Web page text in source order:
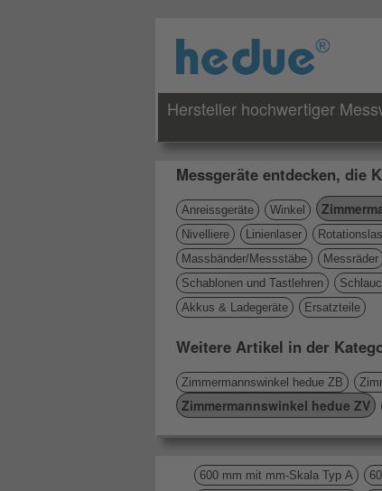
Hersteller hochwertiger
Messgeräte entdecken, die
Anreissgeräte Winkel
Nivelliere
Linienlaser
Massbänder/Messstäbe
Messräder
Schablonen und Tastlehren
Akkus & Ladegeräte
Ersatzteile
Weitere Artikel in der
Zimmermannswinkel hedue ZB
Zimmermannswinkel hedue ZV
600 mm mit mm-Skala Typ A